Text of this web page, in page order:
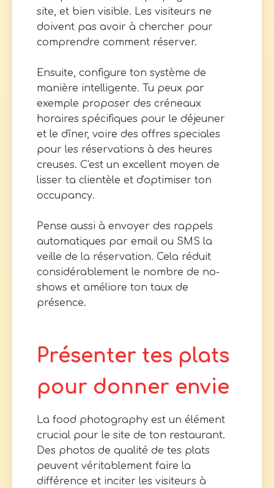
site, et bien visible. Les visiteurs ne
doivent pas avoir à chercher pour
comprendre comment réserver.
Ensuite, configure ton système de
manière intelligente. Tu peux par
exemple proposer des créneaux
horaires spécifiques pour le déjeuner
et le dîner, voire des offres speciales
pour les réservations à des heures
creuses. C'est un excellent moyen de
lisser ta clientèle et d'optimiser ton
occupancy.
Pense aussi à envoyer des rappels
automatiques par email ou SMS la
veille de la réservation. Cela réduit
considérablement le nombre de no-
shows et améliore ton taux de
présence.
Présenter tes plats
pour donner envie
La food photography est un élément
crucial pour le site de ton restaurant.
Des photos de qualité de tes plats
peuvent véritablement faire la
différence et inciter les visiteurs à